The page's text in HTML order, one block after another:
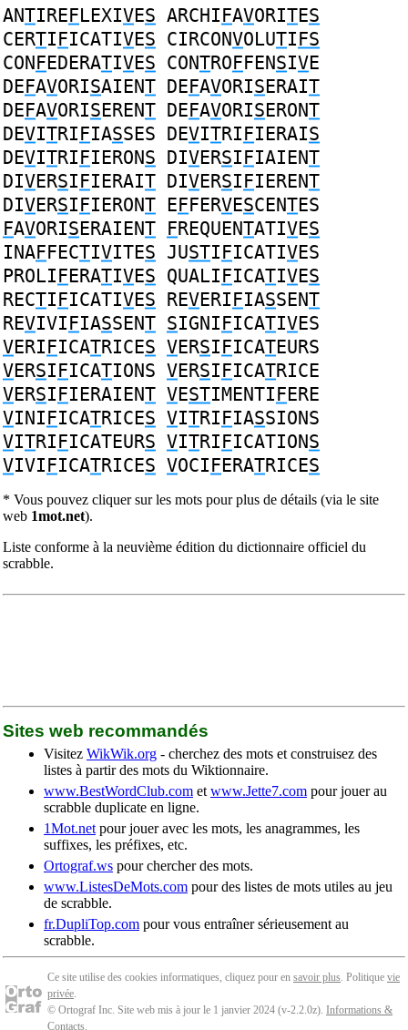
ANTIREFLEXIVES ARCHIFAVORITES
CERTIFICATIVES CIRCONVOLUTIFS
CONFEDERATIVES CONTROFFENSIVE
DEFAVORISAIENT DEFAVORISERAIT
DEFAVORISERENT DEFAVORISERONT
DEVITRIFIASSES DEVITRIFIERAIS
DEVITRIFIERONS DIVERSIFIAIENT
DIVERSIFIERAIT DIVERSIFIERENT
DIVERSIFIERONT EFFERVESCENTES
FAVORISERAIENT FREQUENTATIVES
INAFFECTIVITES JUSTIFICATIVES
PROLIFERATIVES QUALIFICATIVES
RECTIFICATIVES REVERIFIASSENT
REVIVIFIASSENT SIGNIFICATIVES
VERIFICATRICES VERSIFICATEURS
VERSIFICATIONS VERSIFICATRICE
VERSIFIERAIENT VESTIMENTIFERE
VINIFICATRICES VITRIFIASSIONS
VITRIFICATEURS VITRIFICATIONS
VIVIFICATRICES VOCIFERATRICES
* Vous pouvez cliquer sur les mots pour plus de détails (via le site
web 1mot.net).
Liste conforme à la neuvième édition du dictionnaire officiel du
scrabble.
Sites web recommandés
Visitez WikWik.org - cherchez des mots et construisez des
listes à partir des mots du Wiktionnaire.
www.BestWordClub.com et www.Jette7.com pour jouer au
scrabble duplicate en ligne.
1Mot.net pour jouer avec les mots, les anagrammes, les
suffixes, les préfixes, etc.
Ortograf.ws pour chercher des mots.
www.ListesDeMots.com pour des listes de mots utiles au jeu
de scrabble.
fr.DupliTop.com pour vous entraîner sérieusement au
scrabble.
Ce site utilise des cookies informatiques, cliquez pour en savoir plus. Politique vie
privée.
© Ortograf Inc. Site web mis à jour le 1 janvier 2024 (v-2.2.0z). Informations &
Contacts.